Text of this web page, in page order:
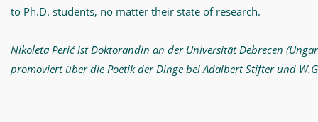
to Ph.D. students, no matter their state of research.
Nikoleta Perić ist Doktorandin an der Universität Debrecen
promoviert über die Poetik der Dinge bei Adalbert Stifter und